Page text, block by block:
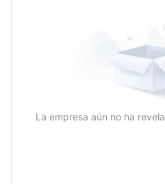
La empresa aún no ha